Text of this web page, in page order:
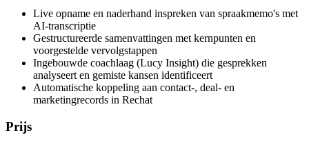
Live opname en naderhand inspreken van spraakmemo's met
AI-transcriptie
Gestructureerde samenvattingen met kernpunten en
voorgestelde vervolgstappen
Ingebouwde coachlaag (Lucy Insight) die gesprekken
analyseert en gemiste kansen identificeert
Automatische koppeling aan contact-, deal- en
marketingrecords in Rechat
Prijs